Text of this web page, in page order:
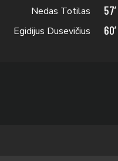
Nedas Totilas 57’
Egidijus Dusevičius 60’